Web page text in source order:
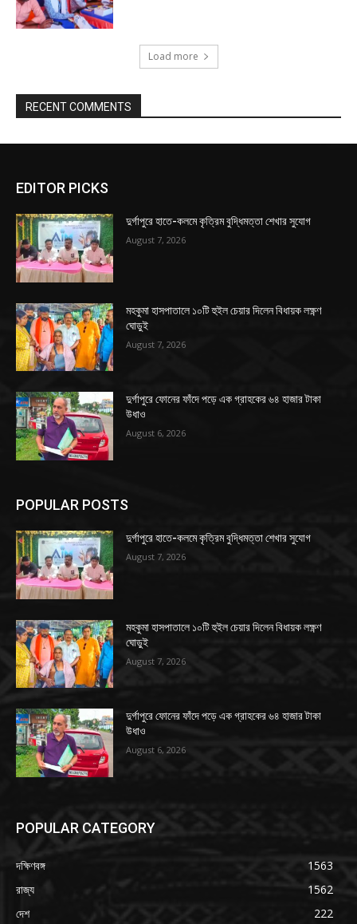
Load more
RECENT COMMENTS
EDITOR PICKS
দুর্গাপুরে হাতে-কলমে কৃত্রিম বুদ্ধিমত্তা শেখার সুযোগ
August 7, 2026
মহকুমা হাসপাতালে ১০টি হুইল চেয়ার দিলেন বিধায়ক লক্ষ্ণণ
ঘোড়ুই
August 7, 2026
দুর্গাপুরে ফোনের ফাঁদে পড়ে এক গ্রাহকের ৬৪ হাজার টাকা
উধাও
August 6, 2026
POPULAR POSTS
দুর্গাপুরে হাতে-কলমে কৃত্রিম বুদ্ধিমত্তা শেখার সুযোগ
August 7, 2026
মহকুমা হাসপাতালে ১০টি হুইল চেয়ার দিলেন বিধায়ক লক্ষ্ণণ
ঘোড়ুই
August 7, 2026
দুর্গাপুরে ফোনের ফাঁদে পড়ে এক গ্রাহকের ৬৪ হাজার টাকা
উধাও
August 6, 2026
POPULAR CATEGORY
দক্ষিণবঙ্গ
1563
রাজ্য
1562
দেশ
222